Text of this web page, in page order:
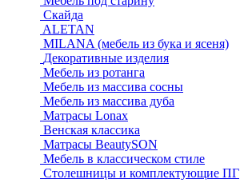
Скайда
ALETAN
MILANA (мебель из бука и ясеня)
Декоративные изделия
Мебель из ротанга
Мебель из массива сосны
Мебель из массива дуба
Матрасы Lonax
Венская классика
Матрасы BeautySON
Мебель в классическом стиле
Столешницы и комплектующие ПГ